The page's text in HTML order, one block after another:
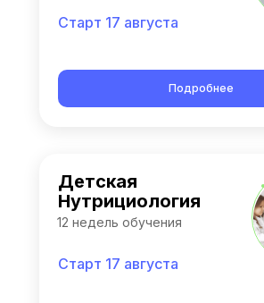
Детская
Нутрициология
Старт 17 августа
12 недель обучения
Старт 17 августа
Подробнее